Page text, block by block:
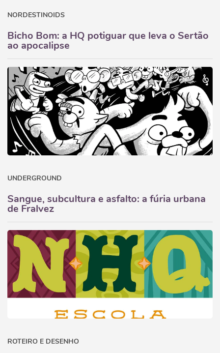
NORDESTINOIDS
Bicho Bom: a HQ potiguar que leva o Sertão
ao apocalipse
UNDERGROUND
Sangue, subcultura e asfalto: a fúria urbana
de Fralvez
ROTEIRO E DESENHO